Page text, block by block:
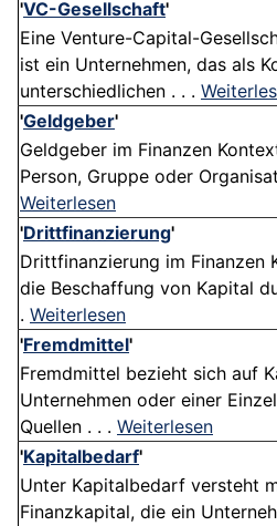
'VC-Gesellschaft'
Eine Venture-Capital-
ist ein Unternehmen, das als
unterschiedlichen . . .
'Geldgeber'
Geldgeber im Finanzen
Person, Gruppe oder
Weiterlesen
'Drittfinanzierung'
Drittfinanzierung im Finanzen
die Beschaffung von Kapital
. Weiterlesen
'Fremdmittel'
Fremdmittel bezieht sich auf
Unternehmen oder einer
Quellen . . . Weiterlesen
'Kapitalbedarf'
Unter Kapitalbedarf versteht
Finanzkapital, die ein